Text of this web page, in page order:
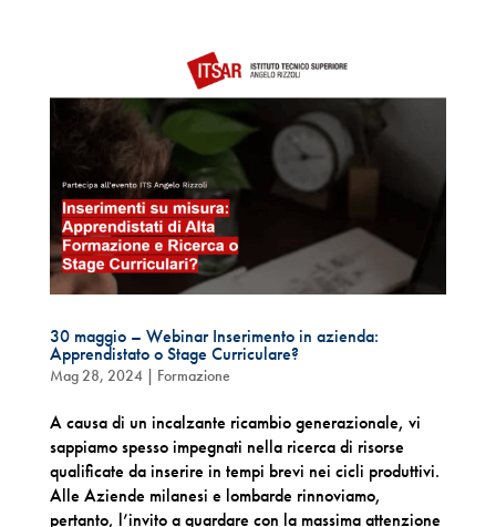
30 maggio – Webinar Inserimento in azienda:
Apprendistato o Stage Curriculare?
Mag 28, 2024| Formazione
A causa di un incalzante ricambio generazionale, vi
sappiamo spesso impegnati nella ricerca di risorse
qualificate da inserire in tempi brevi nei cicli produttivi.
Alle Aziende milanesi e lombarde rinnoviamo,
pertanto, l’invito a guardare con la massima attenzione